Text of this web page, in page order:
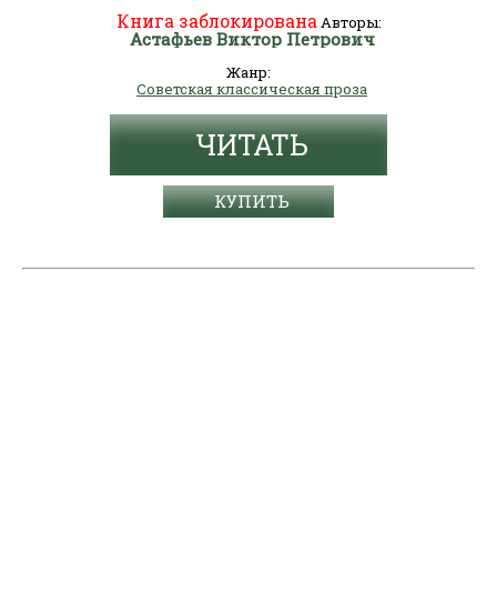
Книга заблокированаАвторы:
Астафьев Виктор Петрович
Жанр:
Советская классическая проза
ЧИТАТЬ
КУПИТЬ